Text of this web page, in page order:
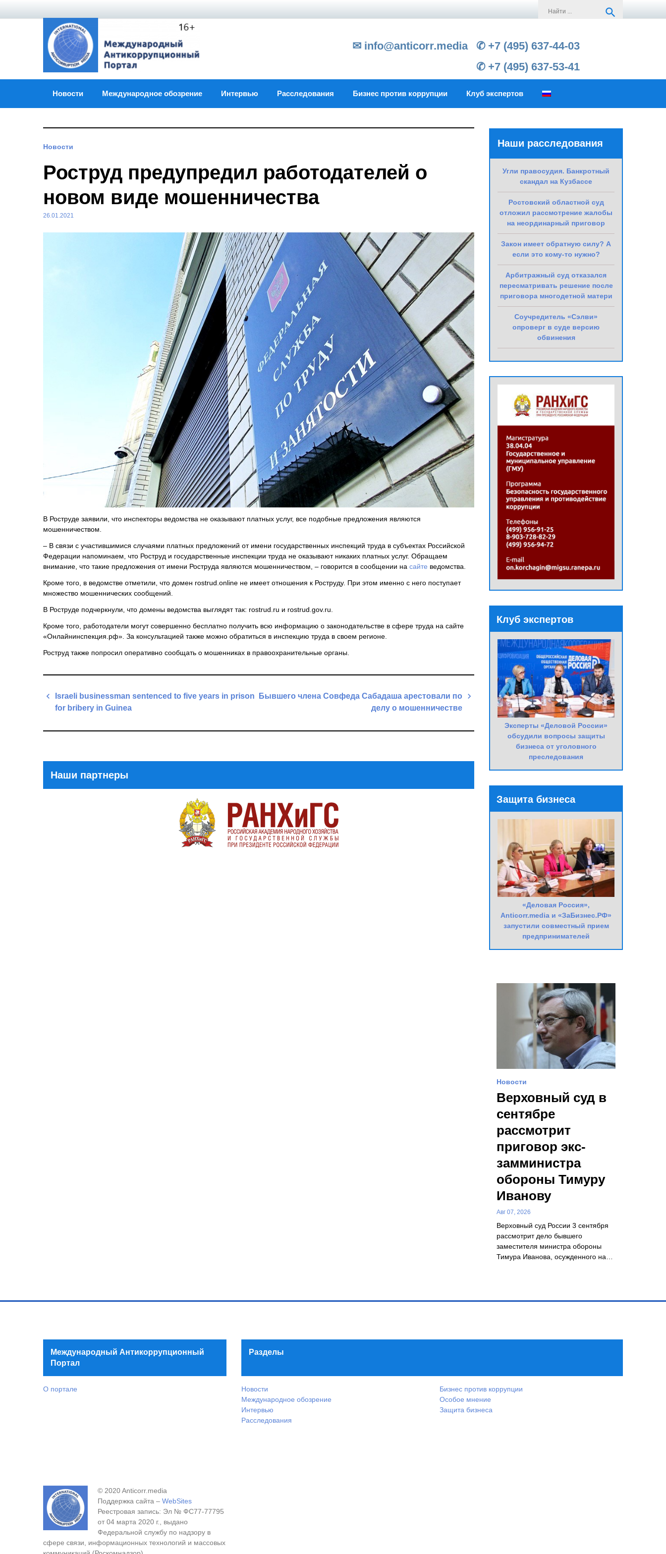
search
✉ info@anticorr.media
✆ +7 (495) 637-44-03
✆ +7 (495) 637-53-41
Новости Международное обозрение Интервью Расследования Бизнес против коррупции Клуб экспертов
Новости
Роструд предупредил работодателей о
новом виде мошенничества
26.01.2021
В Роструде заявили, что инспекторы ведомства не оказывают платных услуг, все подобные предложения являются
мошенничеством.
– В связи с участившимися случаями платных предложений от имени государственных инспекций труда в субъектах Российской
Федерации напоминаем, что Роструд и государственные инспекции труда не оказывают никаких платных услуг. Обращаем
внимание, что такие предложения от имени Роструда являются мошенничеством, – говорится в сообщении на сайте ведомства.
Кроме того, в ведомстве отметили, что домен rostrud.online не имеет отношения к Роструду. При этом именно с него поступает
множество мошеннических сообщений.
В Роструде подчеркнули, что домены ведомства выглядят так: rostrud.ru и rostrud.gov.ru.
Кроме того, работодатели могут совершенно бесплатно получить всю информацию о законодательстве в сфере труда на сайте
«Онлайнинспекция.рф». За консультацией также можно обратиться в инспекцию труда в своем регионе.
Роструд также попросил оперативно сообщать о мошенниках в правоохранительные органы.
Навигация
по
Israeli businessman sentenced to five years in prison
for bribery in Guinea
Бывшего члена Совфеда Сабадаша арестовали по
делу о мошенничестве
Наши партнеры
Наши расследования
Угли правосудия. Банкротный
скандал на Кузбассе
Ростовский областной суд
отложил рассмотрение жалобы
на неординарный приговор
Закон имеет обратную силу? А
если это кому-то нужно?
Арбитражный суд отказался
пересматривать решение после
приговора многодетной матери
Соучредитель «Сэлви»
опроверг в суде версию
обвинения
Клуб экспертов
Эксперты «Деловой России»
обсудили вопросы защиты
бизнеса от уголовного
преследования
Защита бизнеса
«Деловая Россия»,
Anticorr.media и «ЗаБизнес.РФ»
запустили совместный прием
предпринимателей
Новости
Верховный суд в
сентябре
рассмотрит
приговор экс-
замминистра
обороны Тимуру
Иванову
Авг 07, 2026
Верховный суд России 3 сентября
рассмотрит дело бывшего
заместителя министра обороны
Тимура Иванова, осужденного на…
Международный Антикоррупционный
Портал
О портале
Разделы
Новости
Международное обозрение
Интервью
Расследования
Бизнес против коррупции
Особое мнение
Защита бизнеса
© 2020 Anticorr.media
Поддержка сайта – WebSites
Реестровая запись: Эл № ФС77-77795
от 04 марта 2020 г., выдано
Федеральной службу по надзору в
сфере связи, информационных технологий и массовых